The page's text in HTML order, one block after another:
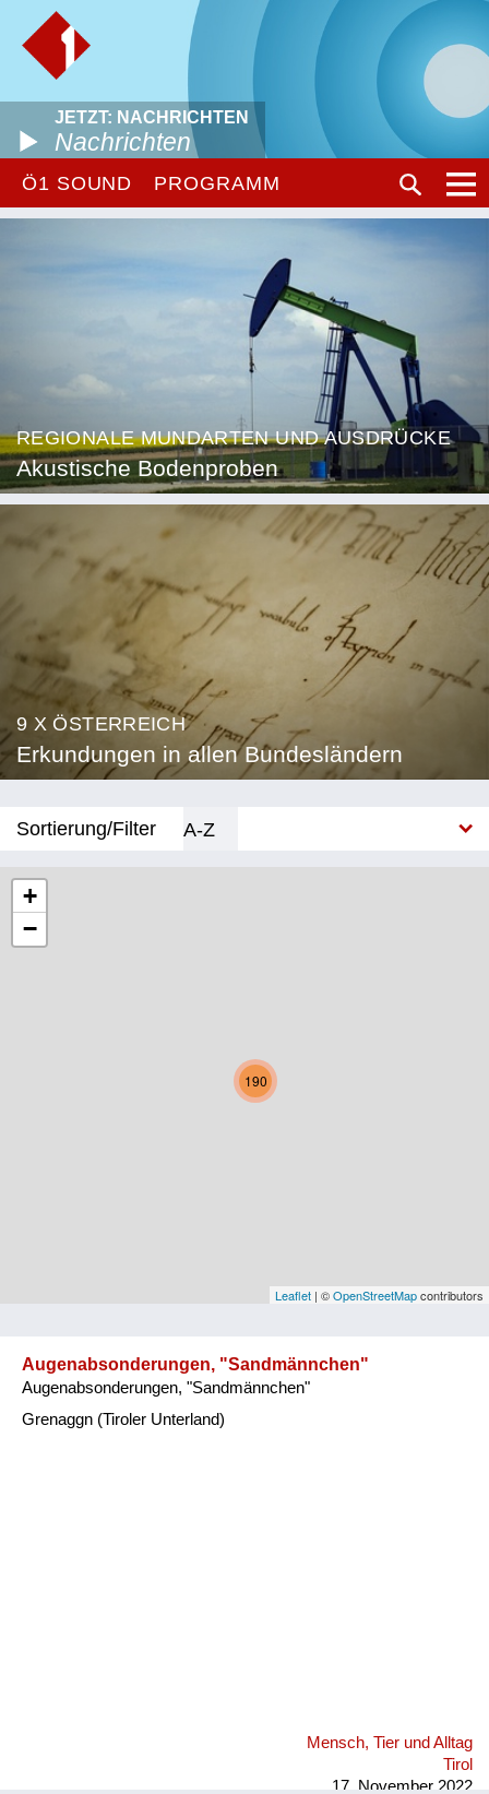
JETZT: NACHRICHTEN
Nachrichten
Ö1 SOUND PROGRAMM
REGIONALE MUNDARTEN UND AUSDRÜCKE
Akustische Bodenproben
9 X ÖSTERREICH
Erkundungen in allen Bundesländern
Sortierung/Filter
A-Z
Niederösterreich
Oberösterreich
Vorarlberg
Kategorie
190
+
−
Leaflet | ©OpenStreetMapcontributors
Augenabsonderungen, "Sandmännchen"
Augenabsonderungen, "Sandmännchen"
Grenaggn (Tiroler Unterland)
Mensch, Tier und Alltag
Tirol
17. November 2022